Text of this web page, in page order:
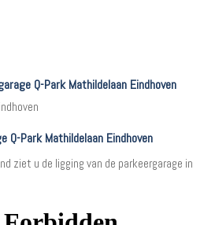
Q-Park Mathildelaan Eindhoven
Q-Park Mathildelaan Eindhoven
ziet u de ligging van de parkeergarage in